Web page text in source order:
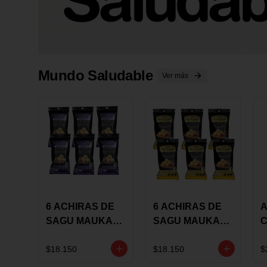
Mundo Saludable Ver más
6 ACHIRAS DE
SAGU MAUKA
$18.150
6 ACHIRAS DE
SAGU MAUKA
GRS
$18.150